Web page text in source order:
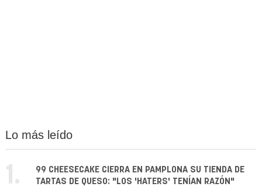
Lo más leído
1.
99 CHEESECAKE CIERRA EN PAMPLONA SU TIENDA DE
TARTAS DE QUESO: "LOS 'HATERS' TENÍAN RAZÓN"